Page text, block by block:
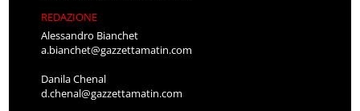
REDAZIONE
Alessandro Bianchet
a.bianchet@gazzettamatin.com
Danila Chenal
d.chenal@gazzettamatin.com